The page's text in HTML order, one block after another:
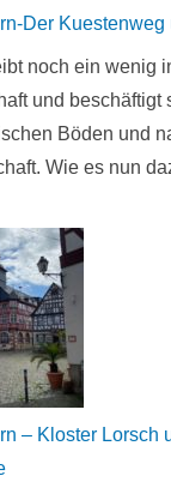
Der
noch ein wenig
und beschäftigt
Böden und
Wie es nun
– Kloster Lorsch